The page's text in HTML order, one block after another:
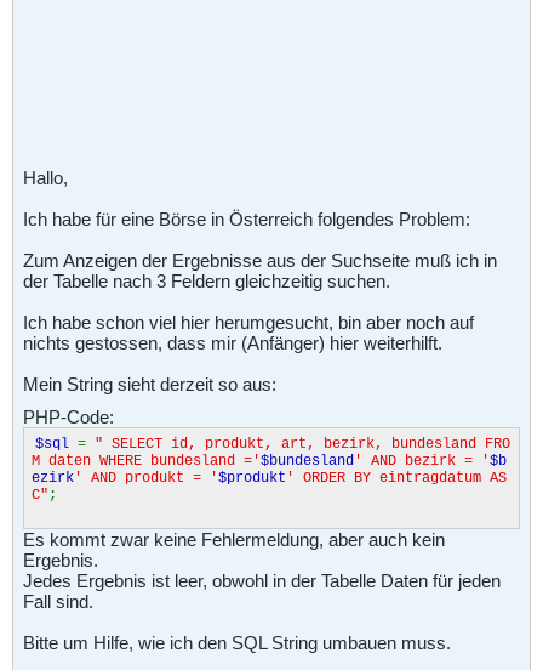
Hallo,
Ich habe für eine Börse in Österreich folgendes Problem:
Zum Anzeigen der Ergebnisse aus der Suchseite muß ich in
der Tabelle nach 3 Feldern gleichzeitig suchen.
Ich habe schon viel hier herumgesucht, bin aber noch auf
nichts gestossen, dass mir (Anfänger) hier weiterhilft.
Mein String sieht derzeit so aus:
PHP-Code:
$sql = " SELECT id, produkt, art, bezirk, bundesland FRO
M daten WHERE bundesland ='$bundesland ' AND bezirk = '$b
ezirk ' AND produkt = '$produkt ' ORDER BY eintragdatum AS
C" ;
Es kommt zwar keine Fehlermeldung, aber auch kein
Ergebnis.
Jedes Ergebnis ist leer, obwohl in der Tabelle Daten für jeden
Fall sind.
Bitte um Hilfe, wie ich den SQL String umbauen muss.